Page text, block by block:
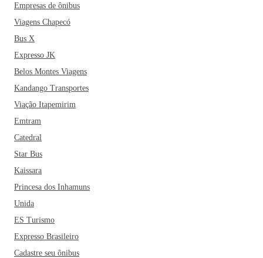
Empresas de ônibus
Viagens Chapecó
Bus X
Expresso JK
Belos Montes Viagens
Kandango Transportes
Viação Itapemirim
Emtram
Catedral
Star Bus
Kaissara
Princesa dos Inhamuns
Unida
ES Turismo
Expresso Brasileiro
Cadastre seu ônibus